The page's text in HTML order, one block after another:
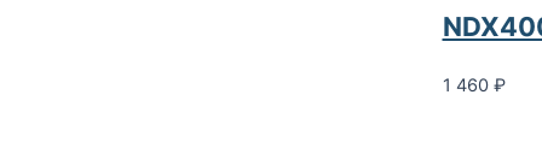
1 460 ₽